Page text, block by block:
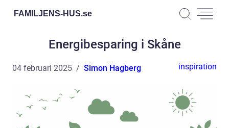
FAMILJENS-HUS.se
Energibesparing i Skåne
04 februari 2025 Simon Hagberg inspiration